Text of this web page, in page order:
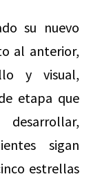
su nuevo
al anterior,
y visual,
etapa que
sigan
estrellas